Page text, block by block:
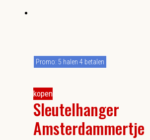
kopen
Sleutelhanger
Amsterdammertje
Promo: 5 halen 4 betalen